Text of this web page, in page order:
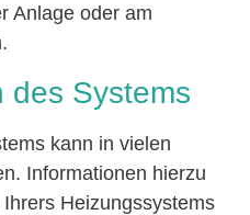
Anlage oder am
des Systems
kann in vielen
Informationen hierzu
Heizungssystems